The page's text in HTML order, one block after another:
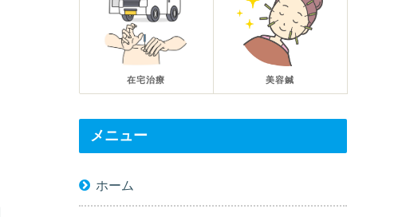
在宅治療 美容鍼
メニュー
ホーム